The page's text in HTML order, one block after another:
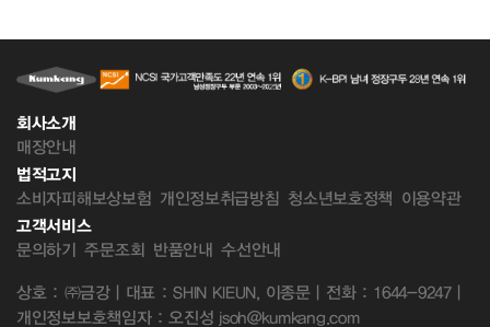
회사소개
매장안내
법적고지
소비자피해보상보험 개인정보취급방침 청소년보호정책 이용약관
고객서비스
문의하기 주문조회 반품안내 수선안내
상호 : ㈜금강 | 대표 : SHIN KIEUN, 이종문 | 전화 : 1644-9247 |
개인정보보호책임자 : 오진성 jsoh@kumkang.com